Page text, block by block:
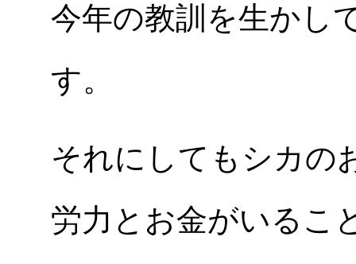
今年の教訓を生かし
す。
それにしてもシカの
労力とお金がいるこ